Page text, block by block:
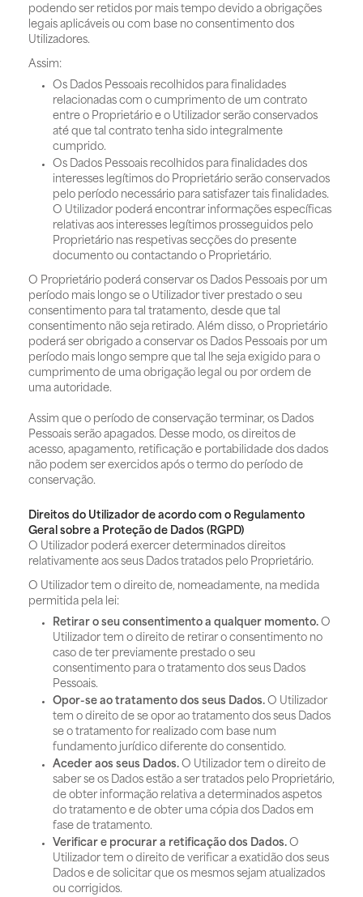
podendo ser retidos por mais tempo devido a obrigações
legais aplicáveis ou com base no consentimento dos
Utilizadores.
Assim:
Os Dados Pessoais recolhidos para finalidades
relacionadas com o cumprimento de um contrato
entre o Proprietário e o Utilizador serão conservados
até que tal contrato tenha sido integralmente
cumprido.
Os Dados Pessoais recolhidos para finalidades dos
interesses legítimos do Proprietário serão conservados
pelo período necessário para satisfazer tais finalidades.
O Utilizador poderá encontrar informações específicas
relativas aos interesses legítimos prosseguidos pelo
Proprietário nas respetivas secções do presente
documento ou contactando o Proprietário.
O Proprietário poderá conservar os Dados Pessoais por um
período mais longo se o Utilizador tiver prestado o seu
consentimento para tal tratamento, desde que tal
consentimento não seja retirado. Além disso, o Proprietário
poderá ser obrigado a conservar os Dados Pessoais por um
período mais longo sempre que tal lhe seja exigido para o
cumprimento de uma obrigação legal ou por ordem de
uma autoridade.
Assim que o período de conservação terminar, os Dados
Pessoais serão apagados. Desse modo, os direitos de
acesso, apagamento, retificação e portabilidade dos dados
não podem ser exercidos após o termo do período de
conservação.
Direitos do Utilizador de acordo com o Regulamento
Geral sobre a Proteção de Dados (RGPD)
O Utilizador poderá exercer determinados direitos
relativamente aos seus Dados tratados pelo Proprietário.
O Utilizador tem o direito de, nomeadamente, na medida
permitida pela lei:
Retirar o seu consentimento a qualquer momento. O
Utilizador tem o direito de retirar o consentimento no
caso de ter previamente prestado o seu
consentimento para o tratamento dos seus Dados
Pessoais.
Opor-se ao tratamento dos seus Dados. O Utilizador
tem o direito de se opor ao tratamento dos seus Dados
se o tratamento for realizado com base num
fundamento jurídico diferente do consentido.
Aceder aos seus Dados. O Utilizador tem o direito de
saber se os Dados estão a ser tratados pelo Proprietário,
de obter informação relativa a determinados aspetos
do tratamento e de obter uma cópia dos Dados em
fase de tratamento.
Verificar e procurar a retificação dos Dados. O
Utilizador tem o direito de verificar a exatidão dos seus
Dados e de solicitar que os mesmos sejam atualizados
ou corrigidos.